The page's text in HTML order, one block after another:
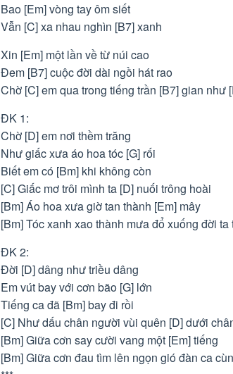
Bao [Em] vòng tay ôm siết
Vẫn [C] xa nhau nghìn [B7] xanh
Xin [Em] một lần về từ núi cao
Đem [B7] cuộc đời dài ngồi hát rao
Chờ [C] em qua trong tiếng trần [B7] gian như
ĐK 1:
Chờ [D] em nơi thềm trăng
Như giấc xưa áo hoa tóc [G] rối
Biết em có [Bm] khi không còn
[C] Giấc mơ trôi mình ta [D] nuối trông hoài
[Bm] Áo hoa xưa giờ tan thành [Em] mây
[Bm] Tóc xanh xao thành mưa đổ xuống đời ta
ĐK 2:
Đời [D] dâng như triều dâng
Em vút bay với cơn bão [G] lớn
Tiếng ca đã [Bm] bay đi rồi
[C] Như dấu chân người vùi quên [D] dưới
[Bm] Giữa cơn say cười vang một [Em] tiếng
[Bm] Giữa cơn đau tìm lên ngọn gió đàn ca